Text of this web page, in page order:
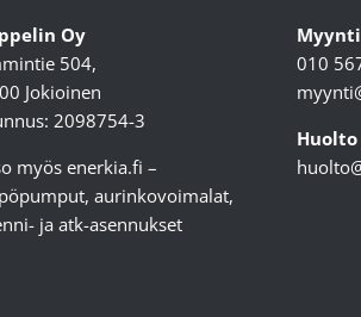
Oy
504,
Jokioinen
2098754-3
myösenerkia.fi –
aurinkovoimalat,
ja atk-asennukset
Myynti
010